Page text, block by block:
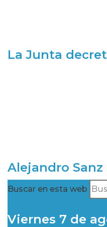
La Junta
Alejandro
Buscar en esta web
Viernes 7 de